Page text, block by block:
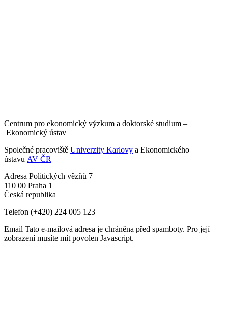
Centrum pro ekonomický výzkum a doktorské studium –
Ekonomický ústav
Společné pracoviště Univerzity Karlovy a Ekonomického
ústavu AV ČR
Adresa Politických vězňů 7
110 00 Praha 1
Česká republika
Telefon (+420) 224 005 123
Email Tato e-mailová adresa je chráněna před spamboty. Pro její
zobrazení musíte mít povolen Javascript.